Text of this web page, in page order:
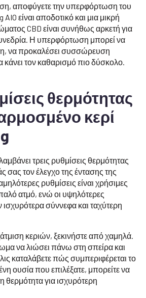
αποφύγετε την υπερφόρτωση του
είναι αποδοτικό και μια μικρή
CBD είναι συνήθως αρκετή για
Η υπερφόρτωση μπορεί να
να προκαλέσει συσσώρευση
κάνει τον καθαρισμό πιο δύσκολο.
θερμότητας
κερί
τρεις ρυθμίσεις θερμότητας
σας τον έλεγχο της έντασης της
ρυθμίσεις είναι χρήσιμες
ατμό, ενώ οι υψηλότερες
σύννεφα και ταχύτερη
κεριών, ξεκινήστε από χαμηλά.
να λιώσει πάνω στη σπείρα και
καταλάβετε πώς συμπεριφέρεται το
ουσία που επιλέξατε, μπορείτε να
θερμότητα για ισχυρότερη